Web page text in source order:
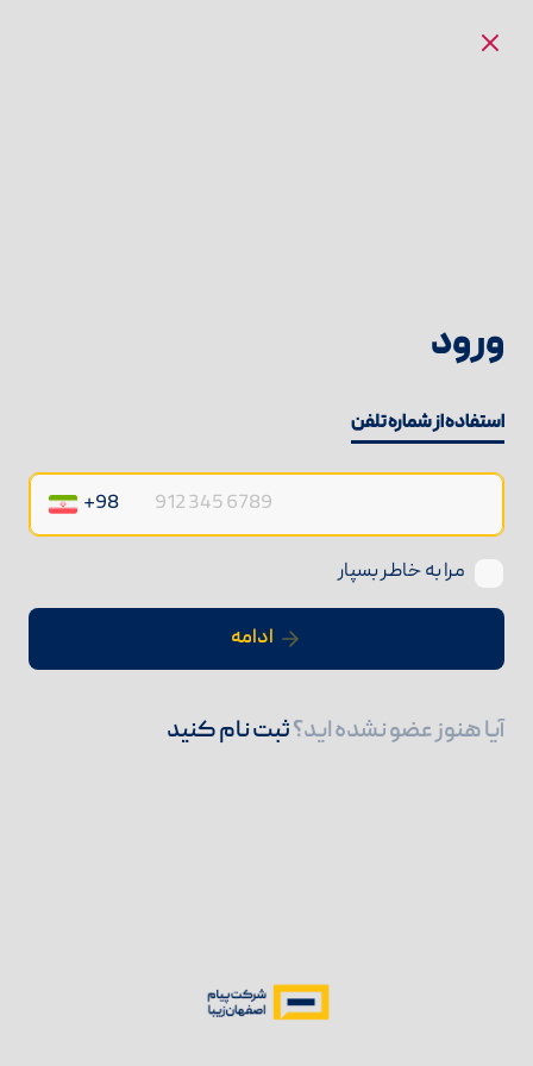
ورود
استفاده از شماره تلفن
مرا به خاطر بسپار
ادامه
آیا هنوز عضو نشده اید؟ثبت نام کنید